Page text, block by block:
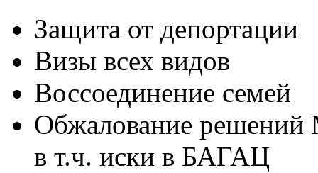
Защита от депортации
Визы всех видов
Воссоединение семей
Обжалование решений
в т.ч. иски в БАГАЦ